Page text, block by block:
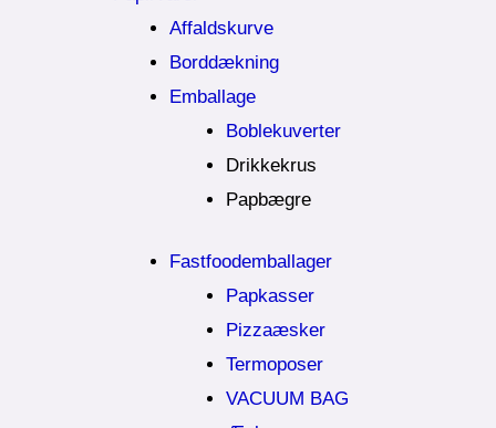
Affaldskurve
Borddækning
Emballage
Boblekuverter
Drikkekrus
Papbægre
Fastfoodemballager
Papkasser
Pizzaæsker
Termoposer
VACUUM BAG